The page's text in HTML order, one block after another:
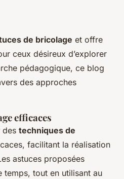
de bricolage et offre
ceux désireux d’explorer
pédagogique, ce blog
des approches
efficaces
des techniques de
facilitant la réalisation
astuces proposées
temps, tout en utilisant au